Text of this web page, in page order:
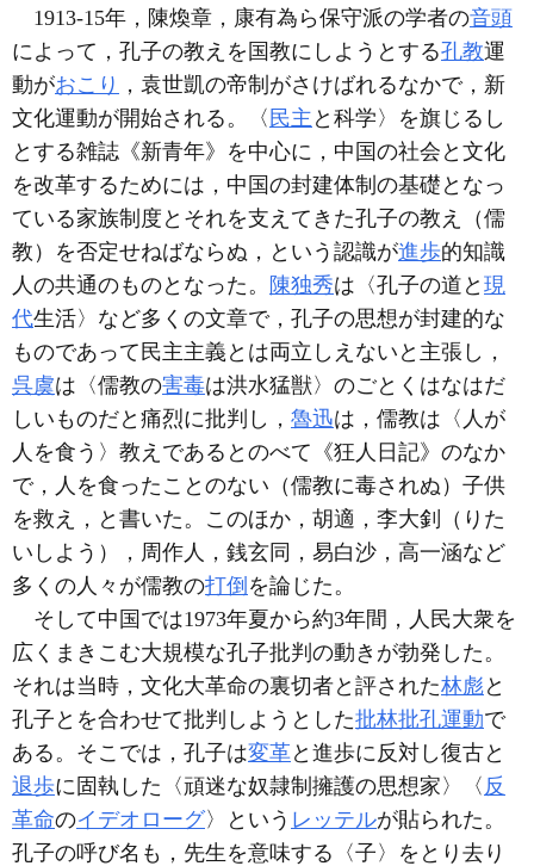
1913-15年，陳煥章，康有為ら保守派の学者の音頭
によって，孔子の教えを国教にしようとする孔教運
動がおこり ，袁世凱の帝制がさけばれるなかで，新
文化運動が開始される。〈 民主 と科学〉を旗じるし
とする雑誌《新青年》を中心に，中国の社会と文化
を改革するためには，中国の封建体制の基礎となっ
ている家族制度とそれを支えてきた孔子の教え（儒
教）を否定せねばならぬ，という認識が進歩的知識
人の共通のものとなった。
陳独秀は〈孔子の道と 現
代生活〉など多くの文章で，孔子の思想が封建的な
ものであって民主主義とは両立しえないと主張し，
呉虞は〈儒教の害毒は洪水猛獣〉のごとくはなはだ
しいものだと痛烈に批判し， 魯迅は，儒教は〈人が
人を食う〉教えであるとのべて《狂人日記》のなか
で，人を食ったことのない（儒教に毒されぬ）子供
を救え，と書いた。このほか，胡適，李大釗（りた
いしよう），周作人，銭玄同，易白沙，高一涵など
多くの人々が儒教の打倒 を論じた。
そして中国では1973年夏から約3年間，人民大衆を
広くまきこむ大規模な孔子批判の動きが勃発した。
それは当時，文化大革命の裏切者と評された林彪と
孔子とを合わせて批判しようとした批林批孔運動で
ある。そこでは，孔子は変革と進歩に反対し復古と
退歩に固執した〈頑迷な奴隷制擁護の思想家〉〈 反
革命のイデオローグ〉という レッテルが貼られた。
孔子の呼び名も，先生を意味する〈子〉をとり去り